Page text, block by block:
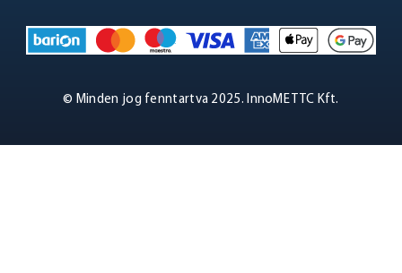
© Minden jog fenntartva 2025. InnoME TTC Kft.